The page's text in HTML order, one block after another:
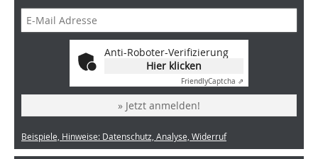
Anti-Roboter-Verifizierung
Hier klicken
FriendlyCaptcha ⇗
» Jetzt anmelden!
Beispiele, Hinweise: Datenschutz, Analyse, Widerruf